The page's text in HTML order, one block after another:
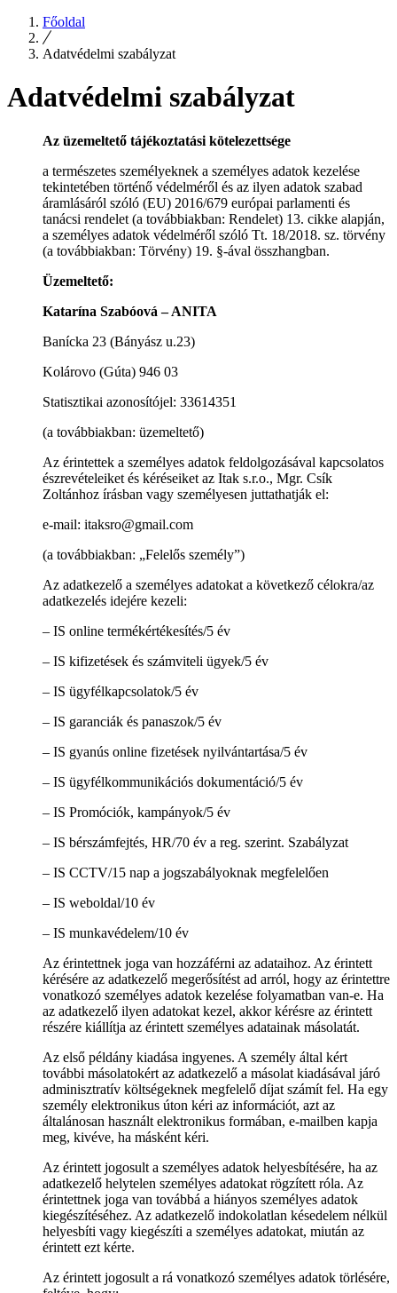
Főoldal
Adatvédelmi szabályzat
Adatvédelmi szabályzat
Az üzemeltető tájékoztatási kötelezettsége
a természetes személyeknek a személyes adatok kezelése
tekintetében történő védelméről és az ilyen adatok szabad
áramlásáról szóló (EU) 2016/679 európai parlamenti és
tanácsi rendelet (a továbbiakban: Rendelet) 13. cikke alapján,
a személyes adatok védelméről szóló Tt. 18/2018. sz. törvény
(a továbbiakban: Törvény) 19. §-ával összhangban.
Üzemeltető:
Katarína Szabóová – ANITA
Banícka 23 (Bányász u.23)
Kolárovo (Gúta) 946 03
Statisztikai azonosítójel: 33614351
(a továbbiakban: üzemeltető)
Az érintettek a személyes adatok feldolgozásával kapcsolatos
észrevételeiket és kéréseiket az Itak s.r.o., Mgr. Csík
Zoltánhoz írásban vagy személyesen juttathatják el:
e-mail: itaksro@gmail.com
(a továbbiakban: „Felelős személy”)
Az adatkezelő a személyes adatokat a következő célokra/az
adatkezelés idejére kezeli:
– IS online termékértékesítés/5 év
– IS kifizetések és számviteli ügyek/5 év
– IS ügyfélkapcsolatok/5 év
– IS garanciák és panaszok/5 év
– IS gyanús online fizetések nyilvántartása/5 év
– IS ügyfélkommunikációs dokumentáció/5 év
– IS Promóciók, kampányok/5 év
– IS bérszámfejtés, HR/70 év a reg. szerint. Szabályzat
– IS CCTV/15 nap a jogszabályoknak megfelelően
– IS weboldal/10 év
– IS munkavédelem/10 év
Az érintettnek joga van hozzáférni az adataihoz. Az érintett
kérésére az adatkezelő megerősítést ad arról, hogy az érintettre
vonatkozó személyes adatok kezelése folyamatban van-e. Ha
az adatkezelő ilyen adatokat kezel, akkor kérésre az érintett
részére kiállítja az érintett személyes adatainak másolatát.
Az első példány kiadása ingyenes. A személy által kért
további másolatokért az adatkezelő a másolat kiadásával járó
adminisztratív költségeknek megfelelő díjat számít fel. Ha egy
személy elektronikus úton kéri az információt, azt az
általánosan használt elektronikus formában, e-mailben kapja
meg, kivéve, ha másként kéri.
Az érintett jogosult a személyes adatok helyesbítésére, ha az
adatkezelő helytelen személyes adatokat rögzített róla. Az
érintettnek joga van továbbá a hiányos személyes adatok
kiegészítéséhez. Az adatkezelő indokolatlan késedelem nélkül
helyesbíti vagy kiegészíti a személyes adatokat, miután az
érintett ezt kérte.
Az érintett jogosult a rá vonatkozó személyes adatok törlésére,